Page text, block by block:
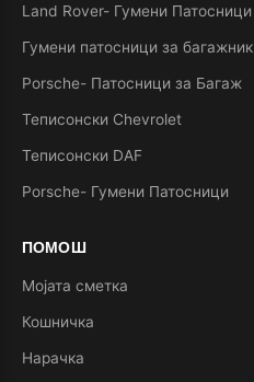
Land Rover- Гумени Патосници
Гумени патосници за багажник
Porsche- Патосници за Багаж
Теписонски Chevrolet
Теписонски DAF
Porsche- Гумени Патосници
ПОМОШ
Мојата сметка
Кошничка
Нарачка